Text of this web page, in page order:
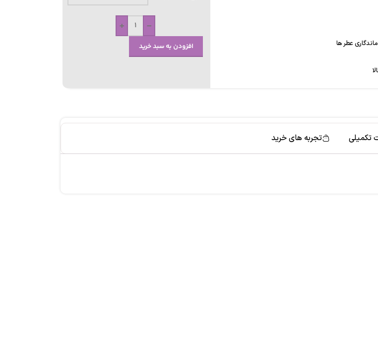
-
+
افزودن به سبد خرید
تکمیلی تجربه های خرید